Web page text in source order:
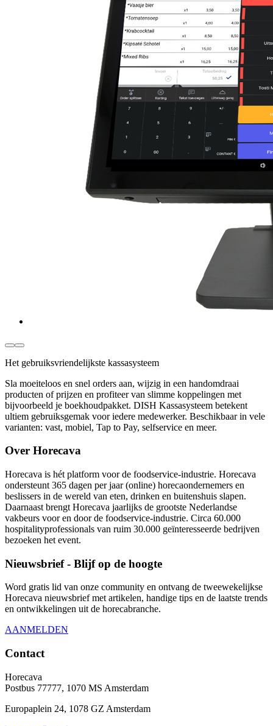
Het gebruiksvriendelijkste kassasysteem
Sla moeiteloos en snel orders aan, wijzig in een handomdraai
producten of prijzen en profiteer van slimme koppelingen met
bijvoorbeeld je boekhoudpakket. DISH Kassasysteem betekent
ultiem gebruiksgemak voor iedere medewerker. Beschikbaar in vele
varianten: vast, mobiel, Tap to Pay, selfservice en meer.
Over Horecava
Horecava is hét platform voor de foodservice-industrie. Horecava
ondersteunt 365 dagen per jaar (online) horecaondernemers en
beslissers in de wereld van eten, drinken en buitenshuis slapen.
Daarnaast brengt Horecava jaarlijks de grootste Nederlandse
vakbeurs voor en door de foodservice-industrie. Circa 60.000
hospitalityprofessionals van ruim 30.000 geïnteresseerde bedrijven
bezoeken het event.
Nieuwsbrief - Blijf op de hoogte
Word gratis lid van onze community en ontvang de tweewekelijkse
Horecava nieuwsbrief met artikelen, handige tips en de laatste trends
en ontwikkelingen uit de horecabranche.
AANMELDEN
Contact
Horecava
Postbus 77777, 1070 MS Amsterdam
Europaplein 24, 1078 GZ Amsterdam